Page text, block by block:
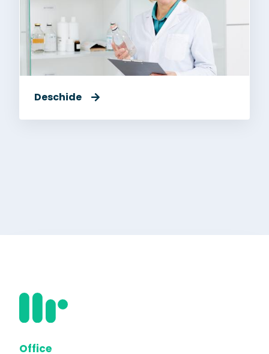
Deschide
Office